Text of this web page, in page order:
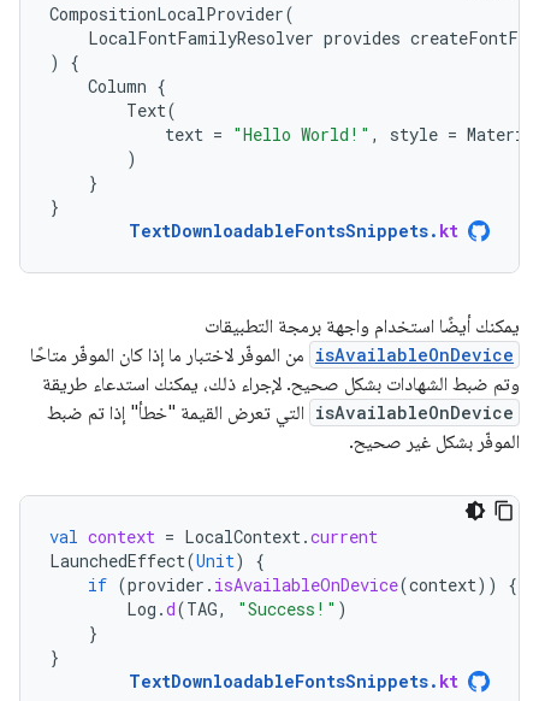
CompositionLocalProvider(
LocalFontFamilyResolver provides
)
{
Column {
Text(
text = "Hello World!" , style =
)
}
}
TextDownloadableFontsSnippets. kt
يمكنك أيضًا استخدام واجهة برمجة التطبيقات
isAvailableOnDevice من الموفّر لاختبار ما إذا كان الموفّر متاحًا
وتم ضبط الشهادات بشكل صحيح. لإجراء ذلك، يمكنك استدعاء طريقة
isAvailableOnDevice التي تعرض القيمة "خطأ" إذا تم ضبط
الموفّر بشكل غير صحيح.
val context = LocalContext .current
LaunchedEffect(Unit)
{
if (provider . isAvailableOnDevice(context))
{
Log .d(TAG, "Success!" )
}
}
TextDownloadableFontsSnippets. kt